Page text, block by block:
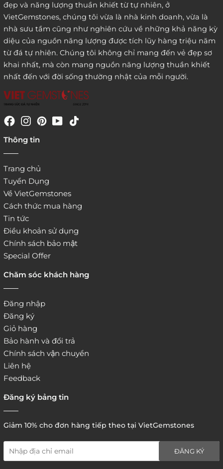
đẹp và năng lượng thuần khiết từ tự nhiên, ở
VietGemstones, chúng tôi vừa là nhà kinh doanh, vừa là
nhà sưu tầm cũng như nghiên cứu về những khả năng kỳ
diệu của nguồn năng lượng được tích lũy hàng triệu năm
từ đá tự nhiên. Chúng tôi không chỉ mang đến vẻ đẹp sơ
khai nhất, mà còn mang nguồn năng lượng thuần khiết
nhất đến với đời sống thường nhật của mỗi người.
Thông tin
Trang chủ
Tuyển Dụng
Về VietGemstones
Cách thức mua hàng
Tin tức
Điều khoản sử dụng
Chính sách bảo mật
Special Offer
Chăm sóc khách hàng
Đăng nhập
Đăng ký
Giỏ hàng
Bảo hành và đổi trả
Chính sách vận chuyển
Liên hệ
Feedback
Đăng ký bảng tin
Giảm 10% cho đơn hàng tiếp theo tại VietGemstones
ĐĂNG KÝ